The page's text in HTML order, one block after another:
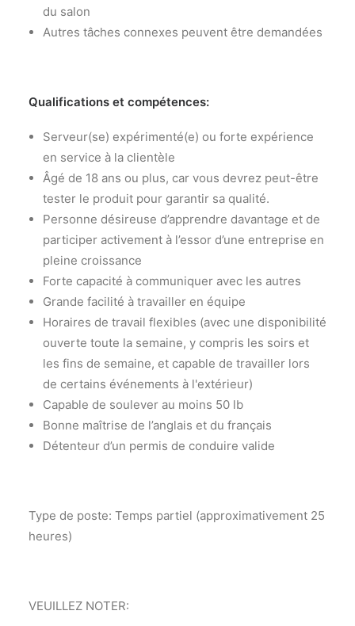
du salon
Autres tâches connexes peuvent être demandées
Qualifications et compétences:
Serveur(se) expérimenté(e) ou forte expérience
en service à la clientèle
Âgé de 18 ans ou plus, car vous devrez peut-être
tester le produit pour garantir sa qualité.
Personne désireuse d’apprendre davantage et de
participer activement à l’essor d’une entreprise en
pleine croissance
Forte capacité à communiquer avec les autres
Grande facilité à travailler en équipe
Horaires de travail flexibles (avec une disponibilité
ouverte toute la semaine, y compris les soirs et
les fins de semaine, et capable de travailler lors
de certains événements à l'extérieur)
Capable de soulever au moins 50 lb
Bonne maîtrise de l’anglais et du français
Détenteur d’un permis de conduire valide
Type de poste: Temps partiel (approximativement 25
heures)
VEUILLEZ NOTER: